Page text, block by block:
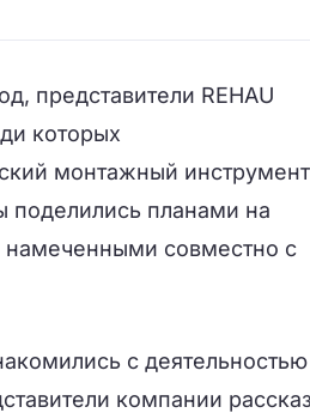
представители REHAU
которых
монтажный инструмент
поделились планами на
намеченными совместно с
с деятельностью
компании